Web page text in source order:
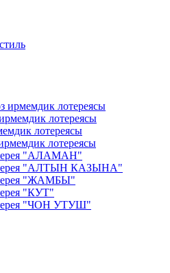
лотереясы
лотереясы
лотереясы
лотереясы
"АЛАМАН"
"АЛТЫН КАЗЫНА"
"ЖАМБЫ"
"КУТ"
"ЧОН УТУШ"